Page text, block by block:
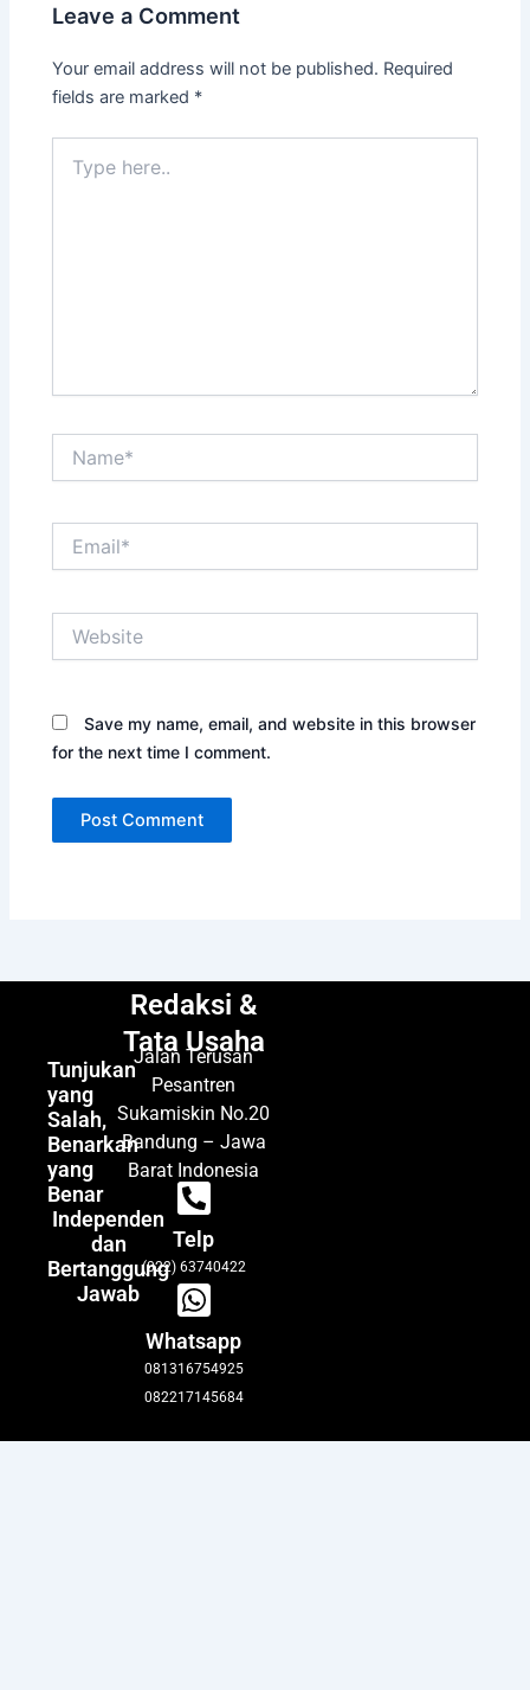
Leave a Comment
Your email address will not be published. Required
fields are marked *
here..
Save my name, email, and website in this browser
for the next time I comment.
Tunjukan
yang
Salah,
Benarkan
yang
Benar
Independen
dan
Bertanggung
Jawab
Redaksi &
Tata Usaha
Jalan Terusan
Pesantren
Sukamiskin No.20
Bandung – Jawa
Barat Indonesia
Telp
(022) 63740422
Whatsapp
081316754925
082217145684